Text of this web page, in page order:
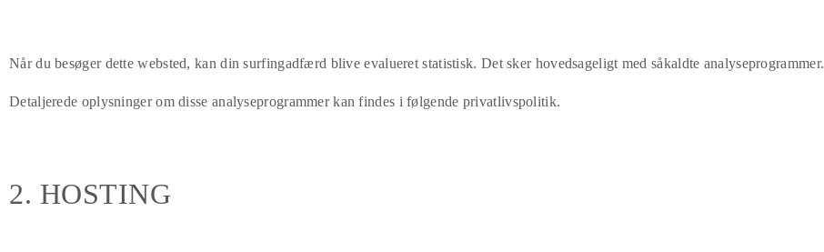
Når du besøger dette websted, kan din surfingadfærd blive evalueret statistisk. Det sker hovedsageligt med såkaldte analyseprogrammer.
Detaljerede oplysninger om disse analyseprogrammer kan findes i følgende privatlivspolitik.
2. HOSTING